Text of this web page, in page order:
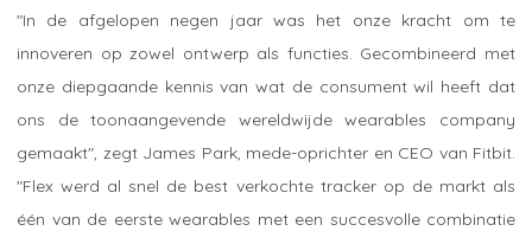
"In de afgelopen negen jaar was het onze kracht om te
innoveren op zowel ontwerp als functies. Gecombineerd met
onze diepgaande kennis van wat de consument wil heeft dat
ons de toonaangevende wereldwijde wearables company
gemaakt", zegt James Park, mede-oprichter en CEO van Fitbit.
"Flex werd al snel de best verkochte tracker op de markt als
één van de eerste wearables met een succesvolle combinatie